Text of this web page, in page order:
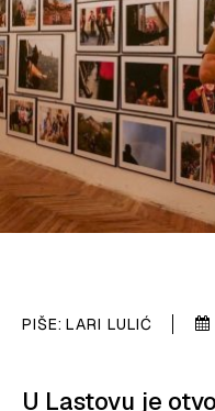
PLOVIDBA
SPIZA
VELIKE PRIČE
PRETPLATA
SHOP
PIŠE: LARI LULIĆ
U Lastovu je